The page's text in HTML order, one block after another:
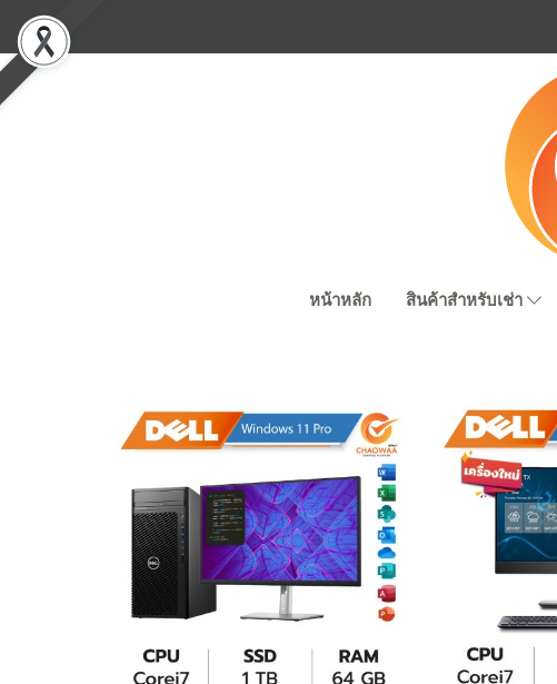
หน้าหลัก สินค้าสำหรับเช่า